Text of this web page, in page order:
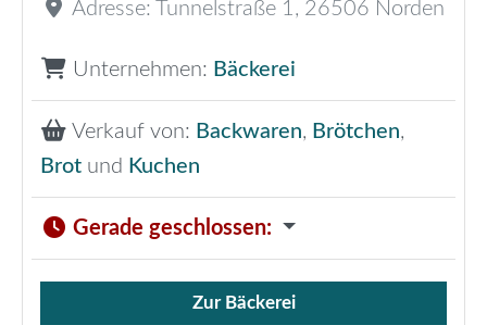
Adresse: Tunnelstraße 1, 26506 Norden
Unternehmen: Bäckerei
Verkauf von: Backwaren, Brötchen,
Brot und Kuchen
Gerade geschlossen:
Verkauf von Brötchen,
Zur Bäckerei